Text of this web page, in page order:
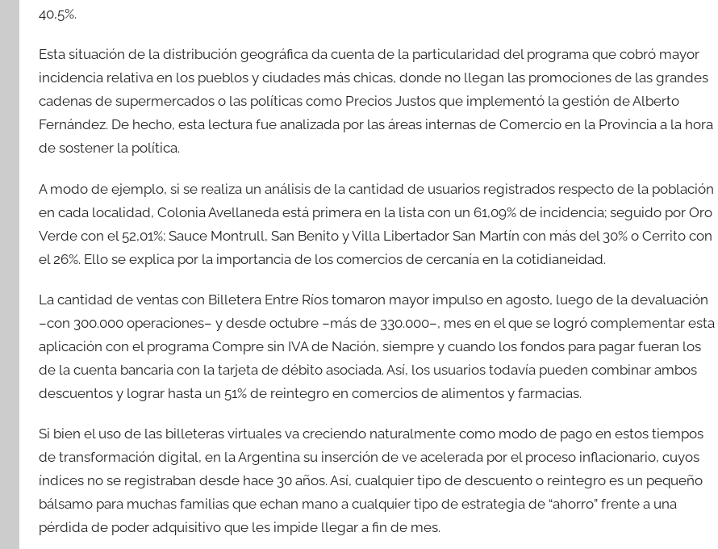
40,5%.
Esta situación de la distribución geográfica da cuenta de la particularidad del programa que cobró mayor
incidencia relativa en los pueblos y ciudades más chicas, donde no llegan las promociones de las grandes
cadenas de supermercados o las políticas como Precios Justos que implementó la gestión de Alberto
Fernández. De hecho, esta lectura fue analizada por las áreas internas de Comercio en la Provincia a la hora
de sostener la política.
A modo de ejemplo, si se realiza un análisis de la cantidad de usuarios registrados respecto de la población
en cada localidad, Colonia Avellaneda está primera en la lista con un 61,09% de incidencia; seguido por Oro
Verde con el 52,01%; Sauce Montrull, San Benito y Villa Libertador San Martín con más del 30% o Cerrito con
el 26%. Ello se explica por la importancia de los comercios de cercanía en la cotidianeidad.
La cantidad de ventas con Billetera Entre Ríos tomaron mayor impulso en agosto, luego de la devaluación
–con 300.000 operaciones– y desde octubre –más de 330.000–, mes en el que se logró complementar esta
aplicación con el programa Compre sin IVA de Nación, siempre y cuando los fondos para pagar fueran los
de la cuenta bancaria con la tarjeta de débito asociada. Así, los usuarios todavía pueden combinar ambos
descuentos y lograr hasta un 51% de reintegro en comercios de alimentos y farmacias.
Si bien el uso de las billeteras virtuales va creciendo naturalmente como modo de pago en estos tiempos
de transformación digital, en la Argentina su inserción de ve acelerada por el proceso inflacionario, cuyos
índices no se registraban desde hace 30 años. Así, cualquier tipo de descuento o reintegro es un pequeño
bálsamo para muchas familias que echan mano a cualquier tipo de estrategia de “ahorro” frente a una
pérdida de poder adquisitivo que les impide llegar a fin de mes.